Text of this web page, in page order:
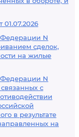
Федерации N
сделок,
на жилые
Федерации N
с
в результате
на